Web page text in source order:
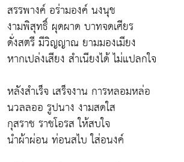
สรรพางค์ อร่ามองค์ นงนุช
งามพิสุทธิ์ ผุดผาด บาทจดเศียร
ดั่งสตรี มีวิญญาณ ยามมองเมียง
หากเปล่งเสียง สำเนียงได้ ไม่แปลกใจ
หลังสำเร็จ เสร็จงาน การหลอมหล่อ
นวลลออ รูปนาง งามสดใส
กุสราช ราชโอรส ให้สบใจ
นำผ้าผ่อน ท่อนสไบ ใส่อนงค์